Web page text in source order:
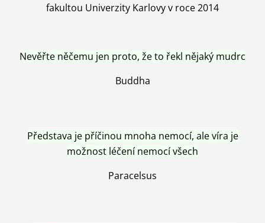
fakultou Univerzity Karlovy v roce 2014
Nevěřte něčemu jen proto, že to řekl nějaký mudrc
Buddha
Představa je příčinou mnoha nemocí, ale víra je
možnost léčení nemocí všech
Paracelsus